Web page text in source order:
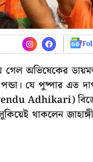
গেল অভিষেকের
পন্ডা। যে পুষ্পার
Adhikari)
থাকলেন